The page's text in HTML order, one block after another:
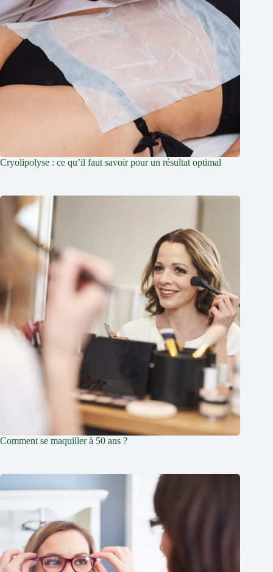
Cryolipolyse : ce qu’il faut savoir pour un résultat optimal
Comment se maquiller à 50 ans ?